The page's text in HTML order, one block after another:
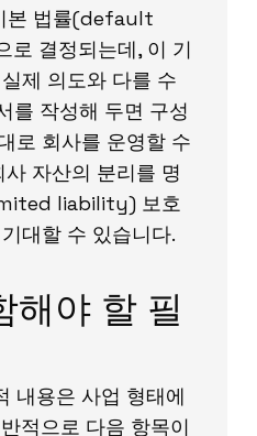
본 법률(default
로 결정되는데, 이 기
제 의도와 다를 수
를 작성해 두면 구성
로 회사를 운영할 수
자산의 분리를 명
liability) 보호
대할 수 있습니다.
해야 할 필
내용은 사업 형태에
적으로 다음 항목이